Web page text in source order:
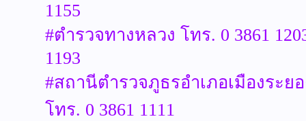
1155
#ตำรวจทางหลวง โทร. 0 3861
1193
#สถานีตำรวจภูธรอำเภอเมืองระย
โทร. 0 3861 1111